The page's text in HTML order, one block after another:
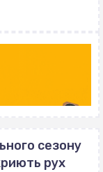
сезону
рух